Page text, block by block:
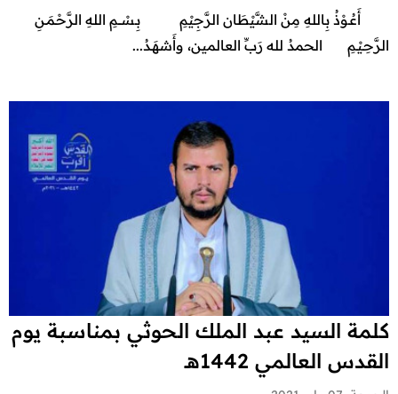
أَعُـوْذُ بِاللهِ مِنْ الشَّيْطَان الرَّجِيْمِ بِـسْـــمِ اللهِ الرَّحْـمَـنِ
الرَّحِـيْـمِ الحمدُ لله رَبِّ العالمين، وأَشهَـدُ...
كلمة السيد عبد الملك الحوثي بمناسبة يوم
القدس العالمي 1442هـ